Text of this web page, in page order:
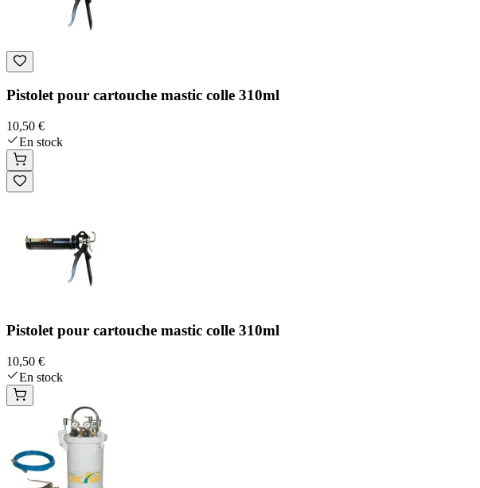
Pistolet pour cartouche mastic colle 310ml
10,50 €
En stock
Pistolet pour cartouche mastic colle 310ml
10,50 €
En stock